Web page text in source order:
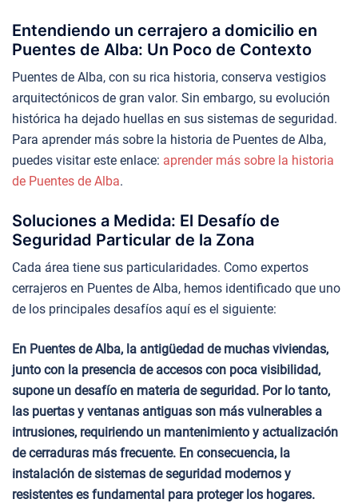
Entendiendo un cerrajero a domicilio en
Puentes de Alba: Un Poco de Contexto
Puentes de Alba, con su rica historia, conserva vestigios
arquitectónicos de gran valor. Sin embargo, su evolución
histórica ha dejado huellas en sus sistemas de seguridad.
Para aprender más sobre la historia de Puentes de Alba,
puedes visitar este enlace: aprender más sobre la historia
de Puentes de Alba.
Soluciones a Medida: El Desafío de
Seguridad Particular de la Zona
Cada área tiene sus particularidades. Como expertos
cerrajeros en Puentes de Alba, hemos identificado que uno
de los principales desafíos aquí es el siguiente:
En Puentes de Alba, la antigüedad de muchas viviendas,
junto con la presencia de accesos con poca visibilidad,
supone un desafío en materia de seguridad. Por lo tanto,
las puertas y ventanas antiguas son más vulnerables a
intrusiones, requiriendo un mantenimiento y actualización
de cerraduras más frecuente. En consecuencia, la
instalación de sistemas de seguridad modernos y
resistentes es fundamental para proteger los hogares.